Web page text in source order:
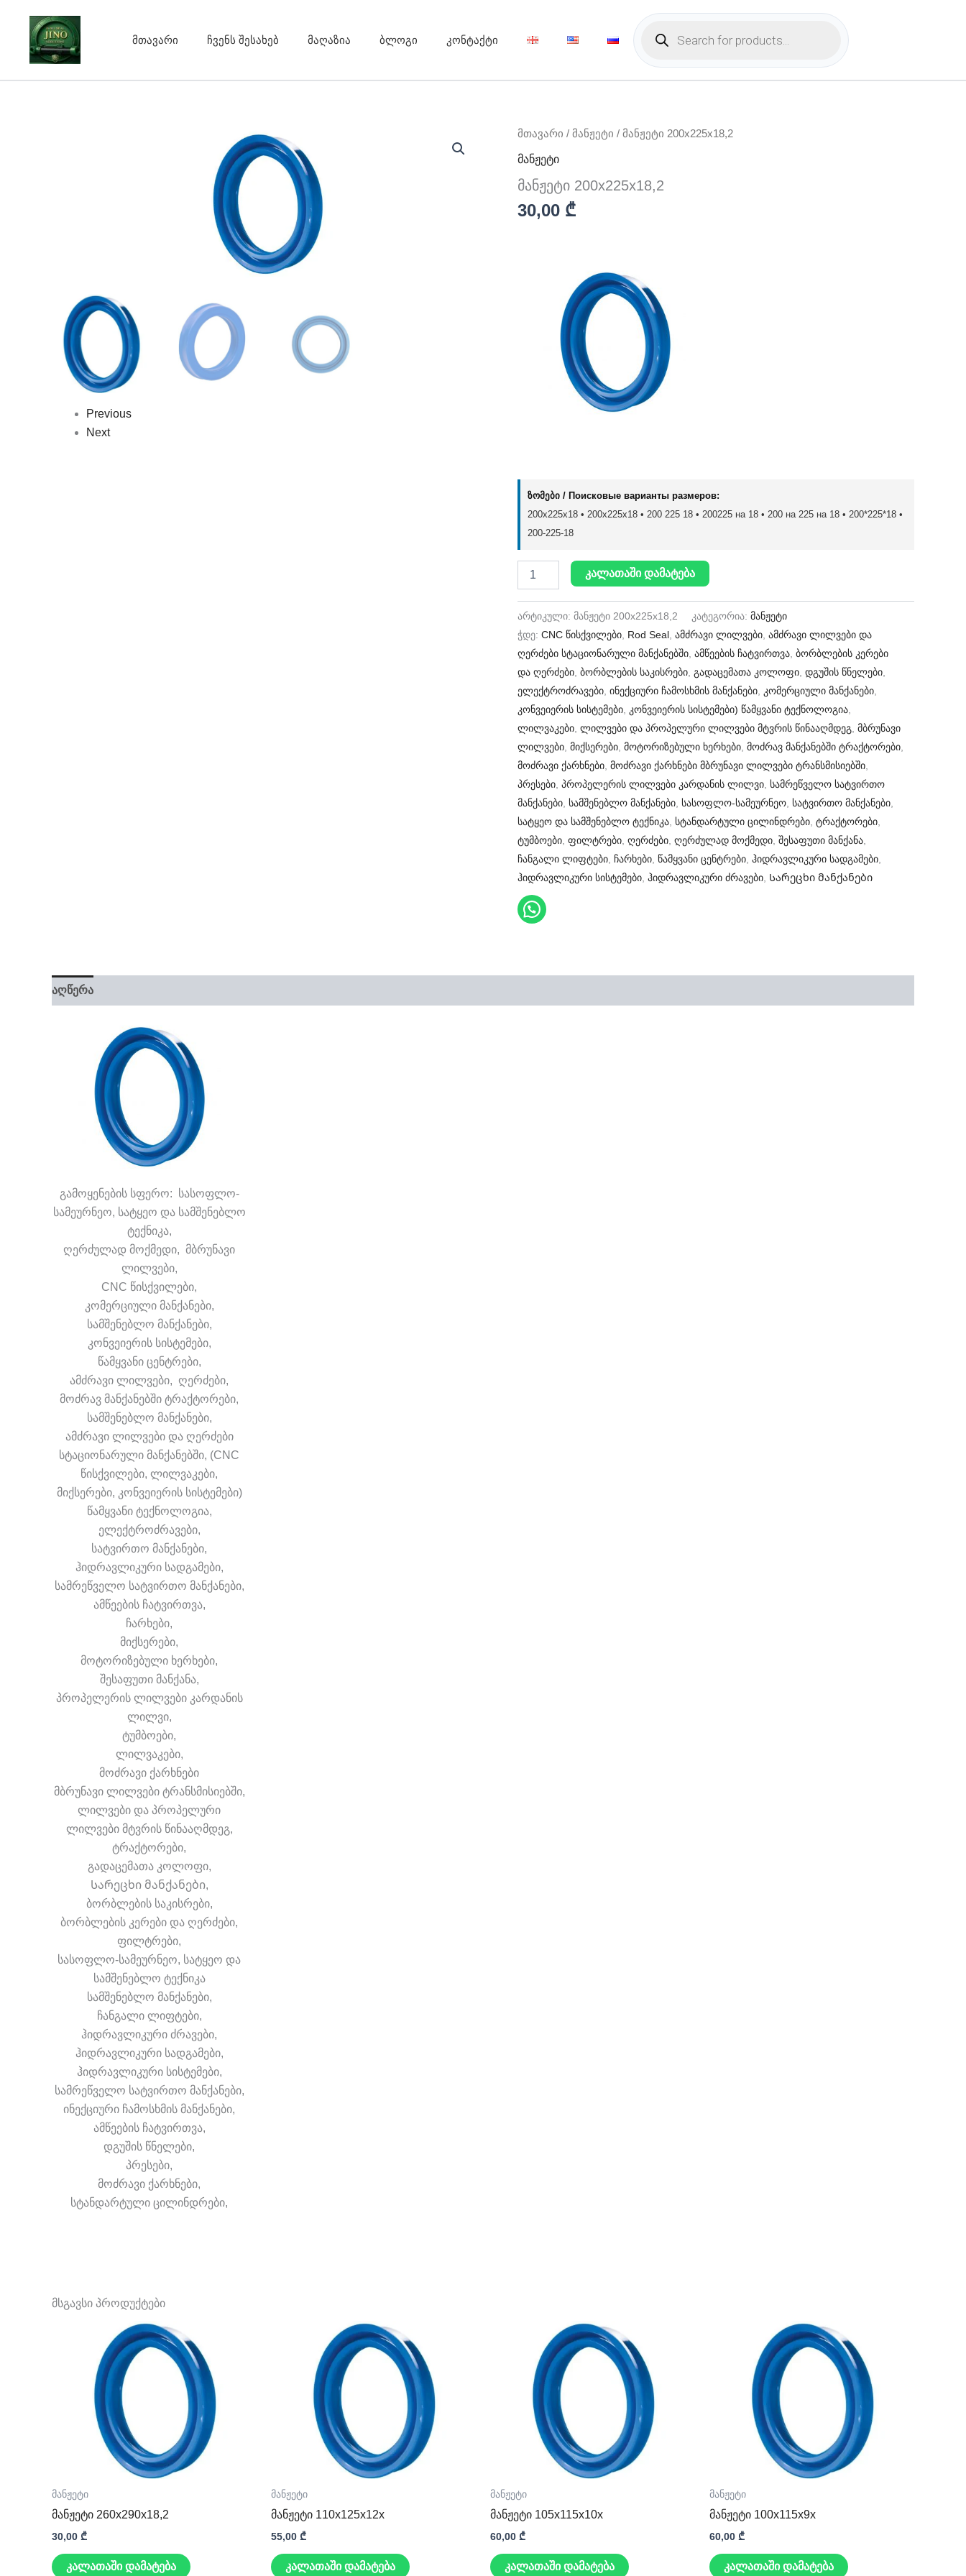
content
მთავარი ჩვენს შესახებ მაღაზია ბლოგი კონტაქტი
Products
search
Previous
Next
მთავარი / მანჟეტი / მანჟეტი 200x225x18,2
მანჟეტი
მანჟეტი 200x225x18,2
30,00 ₾
ზომები / Поисковые варианты размеров:
200x225x18 • 200х225х18 • 200 225 18 • 200225 на 18 • 200 на 225 на 18 • 200*225*18 •
200-225-18
რაოდენობა:
200x225x18,2
კალათაში დამატება
არტიკული: მანჟეტი 200x225x18,2 კატეგორია: მანჟეტი
ჭდე: CNC წისქვილები Rod Seal ამძრავი ლილვები ამძრავი ლილვები და
ღერძები სტაციონარული მანქანებში ამწეების ჩატვირთვა ბორბლების კერები
და ღერძები ბორბლების საკისრები გადაცემათა კოლოფი დგუშის წნელები
ელექტროძრავები ინექციური ჩამოსხმის მანქანები კომერციული მანქანები
კონვეიერის სისტემები კონვეიერის სისტემები) წამყვანი ტექნოლოგია
ლილვაკები ლილვები და პროპელური ლილვები მტვრის წინააღმდეგ მბრუნავი
ლილვები მიქსერები მოტორიზებული ხერხები მოძრავ მანქანებში ტრაქტორები
მოძრავი ქარხნები მოძრავი ქარხნები მბრუნავი ლილვები ტრანსმისიებში
პრესები პროპელერის ლილვები კარდანის ლილვი სამრეწველო სატვირთო
მანქანები სამშენებლო მანქანები სასოფლო-სამეურნეო სატვირთო მანქანები
სატყეო და სამშენებლო ტექნიკა სტანდარტული ცილინდრები ტრაქტორები
ტუმბოები ფილტრები ღერძები ღერძულად მოქმედი შესაფუთი მანქანა
ჩანგალი ლიფტები ჩარხები წამყვანი ცენტრები ჰიდრავლიკური სადგამები
ჰიდრავლიკური სისტემები ჰიდრავლიკური ძრავები Სარეცხი მანქანები
აღწერა
გამოყენების სფერო: სასოფლო-
სამეურნეო, სატყეო და სამშენებლო
ტექნიკა,
ღერძულად მოქმედი, მბრუნავი
ლილვები,
CNC წისქვილები,
კომერციული მანქანები,
სამშენებლო მანქანები,
კონვეიერის სისტემები,
წამყვანი ცენტრები,
ამძრავი ლილვები, ღერძები,
მოძრავ მანქანებში ტრაქტორები,
სამშენებლო მანქანები,
ამძრავი ლილვები და ღერძები
სტაციონარული მანქანებში, (CNC
წისქვილები, ლილვაკები,
მიქსერები, კონვეიერის სისტემები)
წამყვანი ტექნოლოგია,
ელექტროძრავები,
სატვირთო მანქანები,
ჰიდრავლიკური სადგამები,
სამრეწველო სატვირთო მანქანები,
ამწეების ჩატვირთვა,
ჩარხები,
მიქსერები,
მოტორიზებული ხერხები,
შესაფუთი მანქანა,
პროპელერის ლილვები კარდანის
ლილვი,
ტუმბოები,
ლილვაკები,
მოძრავი ქარხნები
მბრუნავი ლილვები ტრანსმისიებში,
ლილვები და პროპელური
ლილვები მტვრის წინააღმდეგ,
ტრაქტორები,
გადაცემათა კოლოფი,
Სარეცხი მანქანები,
ბორბლების საკისრები,
ბორბლების კერები და ღერძები,
ფილტრები,
სასოფლო-სამეურნეო, სატყეო და
სამშენებლო ტექნიკა
სამშენებლო მანქანები,
ჩანგალი ლიფტები,
ჰიდრავლიკური ძრავები,
ჰიდრავლიკური სადგამები,
ჰიდრავლიკური სისტემები,
სამრეწველო სატვირთო მანქანები,
ინექციური ჩამოსხმის მანქანები,
ამწეების ჩატვირთვა,
დგუშის წნელები,
პრესები,
მოძრავი ქარხნები,
სტანდარტული ცილინდრები,
მსგავსი პროდუქტები
მანჟეტი
მანჟეტი 260x290x18,2
30,00 ₾
კალათაში დამატება
მანჟეტი
მანჟეტი 110x125x12x
55,00 ₾
კალათაში დამატება
მანჟეტი
მანჟეტი 105x115x10x
60,00 ₾
კალათაში დამატება
მანჟეტი
მანჟეტი 100x115x9x
60,00 ₾
კალათაში დამატება